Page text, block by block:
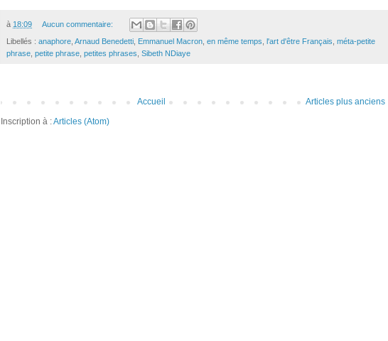
à 18:09 Aucun commentaire:
Libellés : anaphore Arnaud Benedetti Emmanuel Macron en même temps l'art d'être Français méta-petite
phrase petite phrase petites phrases Sibeth NDiaye
Articles plus anciens
Accueil
Inscription à :Articles (Atom)